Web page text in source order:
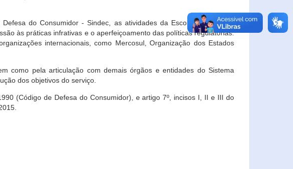
do Consumidor - Sindec, as atividades da Escola Nacional de
às práticas infrativas e o aperfeiçoamento das políticas regulatórias.
internacionais, como Mercosul, Organização dos Estados
como pela articulação com demais órgãos e entidades do Sistema
dos objetivos do serviço.
(Código de Defesa do Consumidor), e artigo 7º, incisos I, II e III do